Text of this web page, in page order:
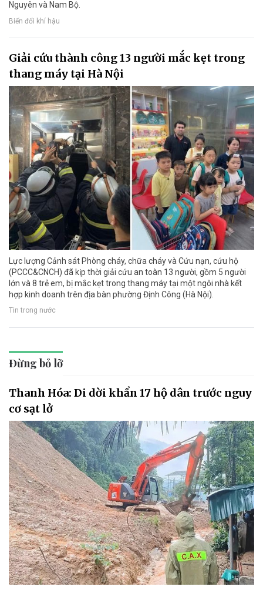
Nguyên và Nam Bộ.
Biến đổi khí hậu
Giải cứu thành công 13 người mắc kẹt trong
thang máy tại Hà Nội
Lực lượng Cảnh sát Phòng cháy, chữa cháy và Cứu nạn, cứu hộ
(PCCC&CNCH) đã kịp thời giải cứu an toàn 13 người, gồm 5 người
lớn và 8 trẻ em, bị mắc kẹt trong thang máy tại một ngôi nhà kết
hợp kinh doanh trên địa bàn phường Định Công (Hà Nội).
Tin trong nước
Đừng bỏ lỡ
Thanh Hóa: Di dời khẩn 17 hộ dân trước nguy
cơ sạt lở